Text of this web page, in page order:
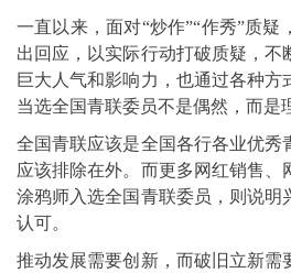
一直以来，面对“炒作”“作秀”质
出回应，以实际行动打破质疑，不
巨大人气和影响力，也通过各种方
当选全国青联委员不是偶然，而是
全国青联应该是全国各行各业优秀
应该排除在外。而更多网红销售、
涂鸦师入选全国青联委员，则说明
认可。
推动发展需要创新，而破旧立新需